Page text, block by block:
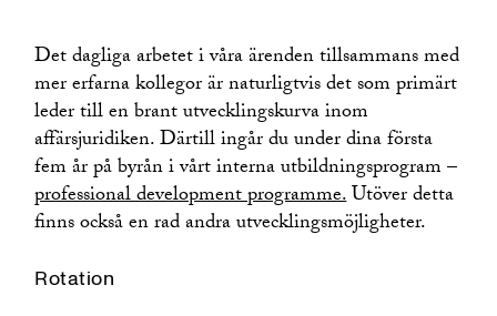
Det dagliga arbetet i våra ärenden tillsammans med
mer erfarna kollegor är naturligtvis det som primärt
leder till en brant utvecklingskurva inom
affärsjuridiken. Därtill ingår du under dina första
fem år på byrån i vårt interna utbildningsprogram –
professional development programme.Utöver detta
finns också en rad andra utvecklingsmöjligheter.
Rotation